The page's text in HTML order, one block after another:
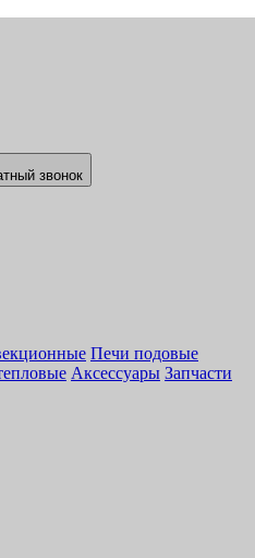
звонок
Печи подовые
Аксессуары Запчасти